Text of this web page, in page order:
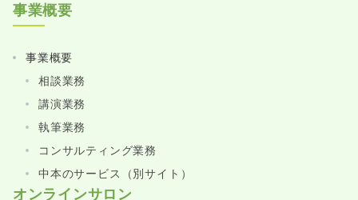
事業概要
事業概要
相談業務
講演業務
執筆業務
コンサルティング業務
中本のサービス（別サイト）
オンラインサロン